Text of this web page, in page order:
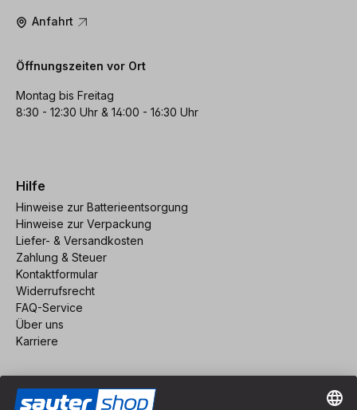
Anfahrt
Öffnungszeiten vor Ort
Montag bis Freitag
8:30 - 12:30 Uhr & 14:00 - 16:30 Uhr
Hilfe
Hinweise zur Batterieentsorgung
Hinweise zur Verpackung
Liefer- & Versandkosten
Zahlung & Steuer
Kontaktformular
Widerrufsrecht
FAQ-Service
Über uns
Karriere